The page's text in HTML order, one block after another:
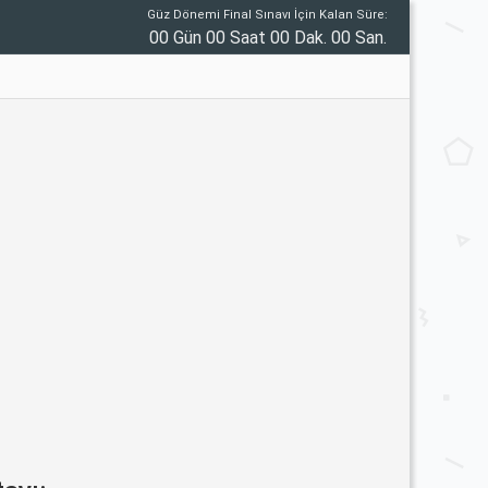
Güz Dönemi Final Sınavı İçin Kalan Süre:
00 Gün 00 Saat 00 Dak. 00 San.